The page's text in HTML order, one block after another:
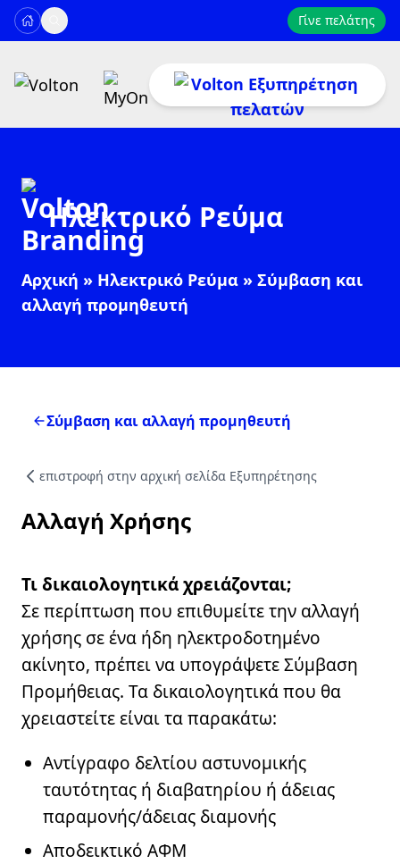
Γίνε πελάτης
Προβολή Κατάστασης
11300
ή στο
Δευτέρα έως Σάββατο: 08:00–22:00
Κυριακή: 09:00–17:00
ή στείλε μας email στο
Τρόποι Επικοινωνίας
Χρήσιμα Έντυπα
Δίκτυο καταστημάτων
Πείτε μας την άποψή σας
Ηλεκτρικό Ρεύμα
Αρχική » Ηλεκτρικό Ρεύμα » Σύμβαση και
αλλαγή προμηθευτή
Σύμβαση και αλλαγή προμηθευτή
επιστροφή στην αρχική σελίδα Eξυπηρέτησης
Αλλαγή Xρήσης
Τι δικαιολογητικά χρειάζονται;
Σε περίπτωση που επιθυμείτε την αλλαγή
χρήσης σε ένα ήδη ηλεκτροδοτημένο
ακίνητο, πρέπει να υπογράψετε Σύμβαση
Προμήθειας. Τα δικαιολογητικά που θα
χρειαστείτε είναι τα παρακάτω:
Aντίγραφο δελτίου αστυνομικής
ταυτότητας ή διαβατηρίου ή άδειας
παραμονής/άδειας διαμονής
Αποδεικτικό ΑΦΜ
Μάθετε περισσότερα